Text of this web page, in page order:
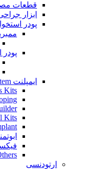
قطعات
ابزار
پودر
پودر
ایمپلنت Osstem
Kits
Kits
ارتودنسی